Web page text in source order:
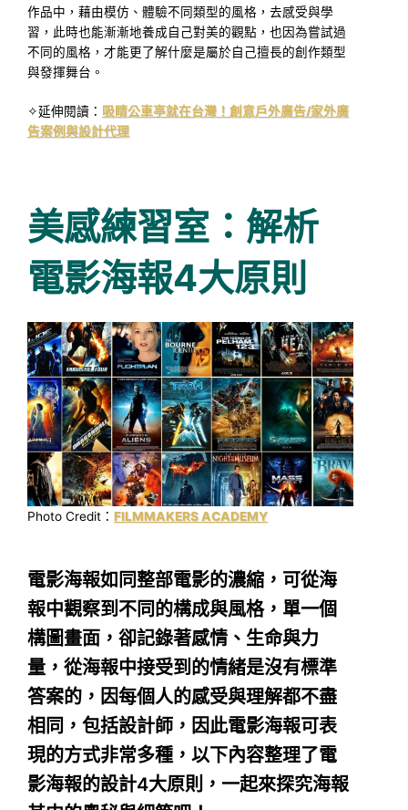
作品中，藉由模仿、體驗不同類型的風格，去感受與學
習，此時也能漸漸地養成自己對美的觀點，也因為嘗試過
不同的風格，才能更了解什麼是屬於自己擅長的創作類型
與發揮舞台。
✧延伸閱讀： 吸睛公車亭就在台灣！創意戶外廣告/家外廣
告案例與設計代理
美感練習室：解析
電影海報4大原則
Photo Credit： FILMMAKERS ACADEMY
電影海報如同整部電影的濃縮，可從海
報中觀察到不同的構成與風格，單一個
構圖畫面，卻記錄著感情、生命與力
量，從海報中接受到的情緒是沒有標準
答案的，因每個人的感受與理解都不盡
相同，包括設計師，因此電影海報可表
現的方式非常多種，以下內容整理了電
影海報的設計4大原則，一起來探究海報